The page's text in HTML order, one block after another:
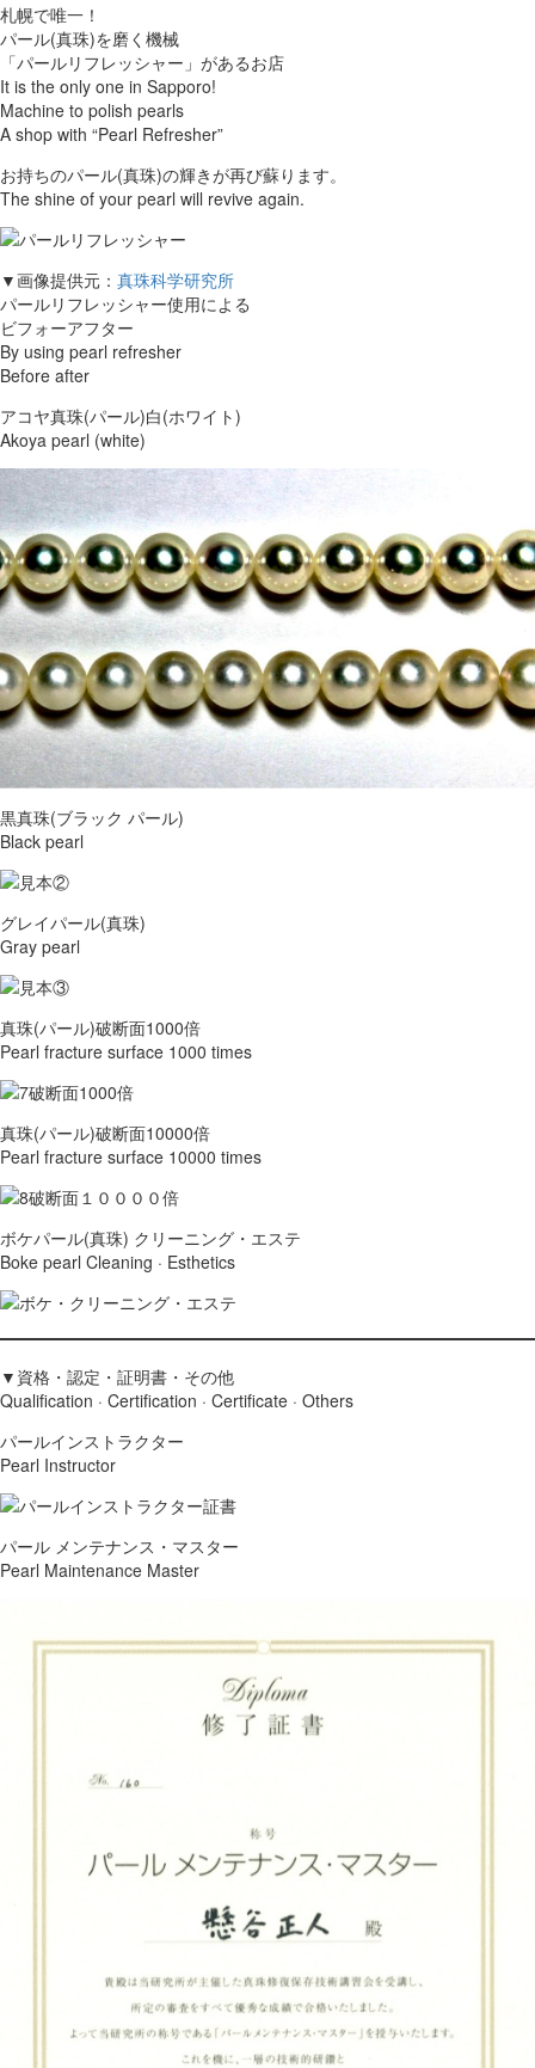
札幌で唯一！
パール(真珠)を磨く機械
「パールリフレッシャー」があるお店
It is the only one in Sapporo!
Machine to polish pearls
A shop with “Pearl Refresher”
お持ちのパール(真珠)の輝きが再び蘇ります。
The shine of your pearl will revive again.
▼画像提供元： 真珠科学研究所
パールリフレッシャー使用による
ビフォーアフター
By using pearl refresher
Before after
アコヤ真珠(パール)白(ホワイト)
Akoya pearl (white)
黒真珠(ブラック パール)
Black pearl
グレイパール(真珠)
Gray pearl
真珠(パール)破断面1000倍
Pearl fracture surface 1000 times
真珠(パール)破断面10000倍
Pearl fracture surface 10000 times
ボケパール(真珠) クリーニング・エステ
Boke pearl Cleaning · Esthetics
▼資格・認定・証明書・その他
Qualification · Certification · Certificate · Others
パールインストラクター
Pearl Instructor
パール メンテナンス・マスター
Pearl Maintenance Master